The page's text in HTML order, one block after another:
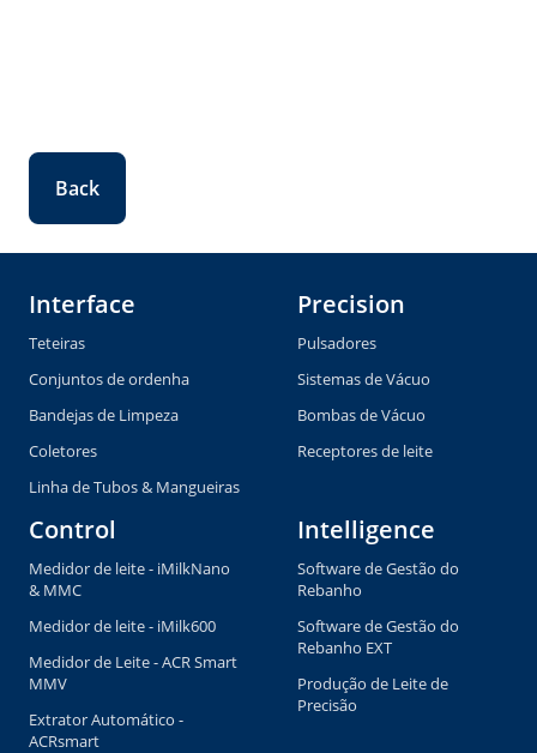
Back
Interface
Teteiras
Conjuntos de ordenha
Bandejas de Limpeza
Coletores
Linha de Tubos & Mangueiras
Precision
Pulsadores
Sistemas de Vácuo
Bombas de Vácuo
Receptores de leite
Control
Medidor de leite - iMilkNano
& MMC
Medidor de leite - iMilk600
Medidor de Leite - ACR Smart
MMV
Extrator Automático -
ACRsmart
Intelligence
Software de Gestão do
Rebanho
Software de Gestão do
Rebanho EXT
Produção de Leite de
Precisão